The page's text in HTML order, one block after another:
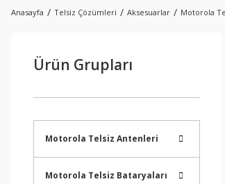
Anasayfa Telsiz Çözümleri Aksesuarlar Motorola
Ürün Grupları
Motorola Telsiz Antenleri
Motorola Telsiz Bataryaları